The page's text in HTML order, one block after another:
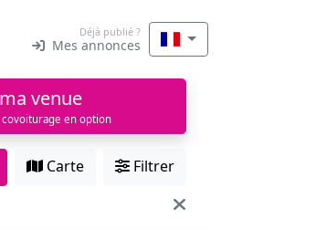
Déjà publié ?
Mes annonces
venue
en option
Carte
Filtrer